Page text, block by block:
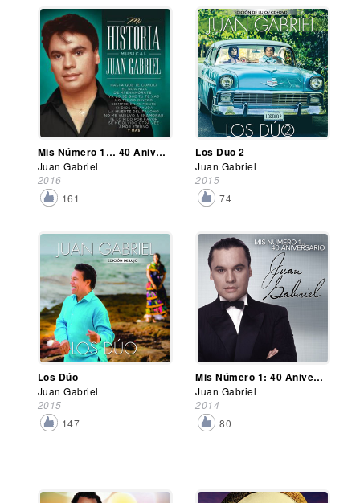
Mis Número 1… 40 Aniversario
Juan Gabriel
2016
161
Los Duo 2
Juan Gabriel
2015
74
Los Dúo
Juan Gabriel
2015
147
Mis Número 1: 40 Aniversario
Juan Gabriel
2014
80